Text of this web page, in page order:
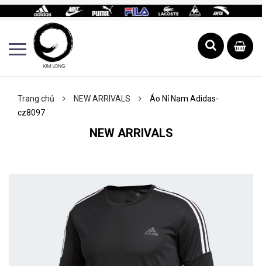
Trang chủ NEW ARRIVALS
Áo Nỉ Nam Adidas-
cz8097
NEW ARRIVALS